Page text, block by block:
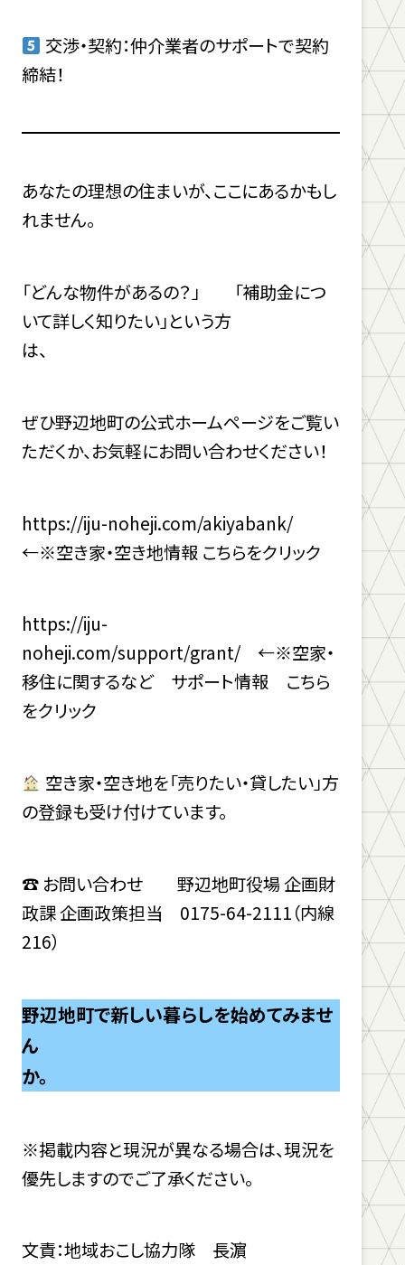
交渉・契約：仲介業者のサポートで契約
締結！
あなたの理想の住まいが、ここにあるかもし
れません。
「どんな物件があるの？」 「補助金につ
いて詳しく知りたい」という方
は、
ぜひ野辺地町の公式ホームページをご覧い
ただくか、お気軽にお問い合わせください！
https://iju-noheji.com/akiyabank/
←※空き家・空き地情報 こちらをクリック
https://iju-
noheji.com/support/grant/←※空家・
移住に関するなど サポート情報 こちら
をクリック
空き家・空き地を「売りたい・貸したい」方
の登録も受け付けています。
☎ お問い合わせ 野辺地町役場 企画財
政課 企画政策担当 0175-64-2111（内線
216）
野辺地町で新しい暮らしを始めてみませ
ん
か。
※掲載内容と現況が異なる場合は、現況を
優先しますのでご了承ください。
文責：地域おこし協力隊 長濵